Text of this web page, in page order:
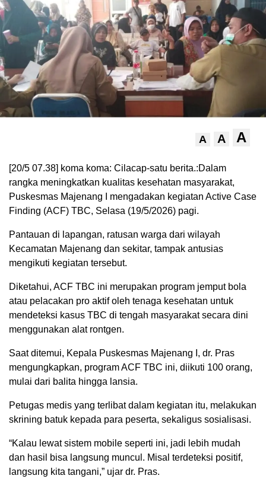
A A A
[20/5 07.38] koma koma: Cilacap-satu berita.:Dalam
rangka meningkatkan kualitas kesehatan masyarakat,
Puskesmas Majenang I mengadakan kegiatan Active Case
Finding (ACF) TBC, Selasa (19/5/2026) pagi.
Pantauan di lapangan, ratusan warga dari wilayah
Kecamatan Majenang dan sekitar, tampak antusias
mengikuti kegiatan tersebut.
Diketahui, ACF TBC ini merupakan program jemput bola
atau pelacakan pro aktif oleh tenaga kesehatan untuk
mendeteksi kasus TBC di tengah masyarakat secara dini
menggunakan alat rontgen.
Saat ditemui, Kepala Puskesmas Majenang I, dr. Pras
mengungkapkan, program ACF TBC ini, diikuti 100 orang,
mulai dari balita hingga lansia.
Petugas medis yang terlibat dalam kegiatan itu, melakukan
skrining batuk kepada para peserta, sekaligus sosialisasi.
“Kalau lewat sistem mobile seperti ini, jadi lebih mudah
dan hasil bisa langsung muncul. Misal terdeteksi positif,
langsung kita tangani,” ujar dr. Pras.